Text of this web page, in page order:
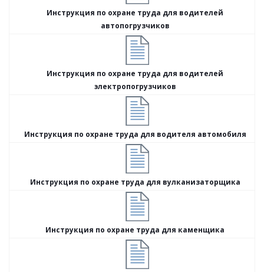
Инструкция по охране труда для водителей
автопогрузчиков
Инструкция по охране труда для водителей
электропогрузчиков
Инструкция по охране труда для водителя автомобиля
Инструкция по охране труда для вулканизаторщика
Инструкция по охране труда для каменщика